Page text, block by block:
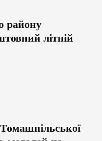
району
літній